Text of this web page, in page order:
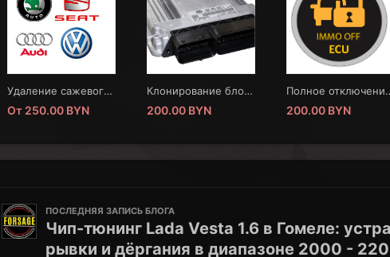
Удаление сажевого фильтра Audi Volkswagen Seat Skoda в Гомеле
От250.00 BYN
Клонирование блоков управления двигателем: EDC17, MED17, MEV17 (TRICORE) в Гомеле. Цена от 200 BYN
200.00 BYN
Полное отключение
200.00 BYN
ПОСЛЕДНЯЯ ЗАПИСЬ БЛОГА
Чип-тюнинг Lada Vesta 1.6 в Гомеле:
рывки и дёргания в диапазоне 2000 -